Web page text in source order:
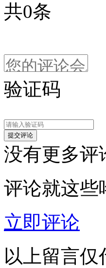
共0条
验证码
没有更多评
评论就这些
立即评论
以上留言